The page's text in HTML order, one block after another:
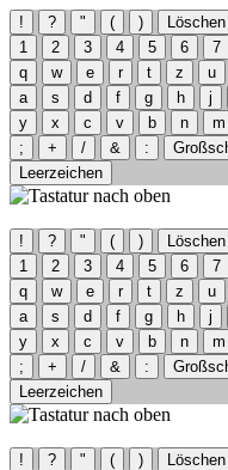
! ? " ( )
Löschen
1
2 3 4 5 6 7
q
w e r t z u
a
s d f g h j
y
x c v b n m
;
+ / & :
Leerzeichen
! ? " ( )
Löschen
1
2 3 4 5 6 7
q
w e r t z u
a
s d f g h j
y
x c v b n m
;
+ / & :
Leerzeichen
! ? " ( )
Löschen